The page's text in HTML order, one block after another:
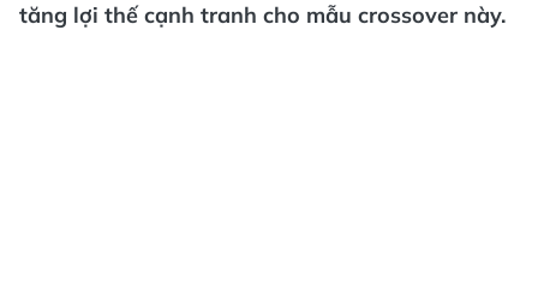
tăng lợi thế cạnh tranh cho mẫu crossover này.